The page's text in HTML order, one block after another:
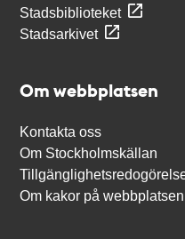
Stadsbiblioteket
Stadsarkivet
Om webbplatsen
Kontakta oss
Om Stockholmskällan
Om kakor på webbplatsen